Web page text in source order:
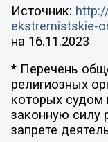
Источник:
ekstremistskie-
на 16.11.2023
* Перечень
религиозных
которых судом
законную силу
запрете